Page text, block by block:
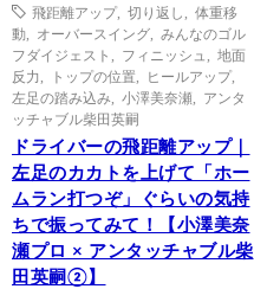
飛距離アップ, 切り返し
体重移
動
オーバースイング
みんなのゴル
フダイジェスト
フィニッシュ
地面
反力
トップの位置 ヒールアップ,
左足の踏み込み
小澤美奈瀬
アンタ
ッチャブル柴田英嗣
ドライバーの飛距離アップ｜
左足のカカトを上げて「ホー
ムラン打つぞ」ぐらいの気持
ちで振ってみて！【小澤美奈
瀬プロ × アンタッチャブル柴
田英嗣②】